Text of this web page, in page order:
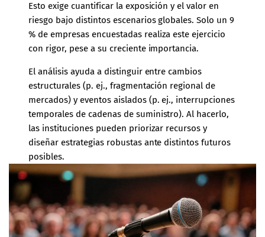
Esto exige cuantificar la exposición y el valor en
riesgo bajo distintos escenarios globales. Solo un 9
% de empresas encuestadas realiza este ejercicio
con rigor, pese a su creciente importancia.
El análisis ayuda a distinguir entre cambios
estructurales (p. ej., fragmentación regional de
mercados) y eventos aislados (p. ej., interrupciones
temporales de cadenas de suministro). Al hacerlo,
las instituciones pueden priorizar recursos y
diseñar estrategias robustas ante distintos futuros
posibles.